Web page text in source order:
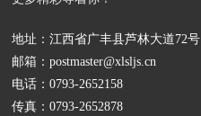
地址：江西省广丰县芦林大道72号
邮箱：postmaster@xlsljs.cn
电话：0793-2652158
传真：0793-2652878